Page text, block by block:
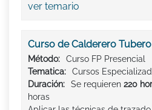
ver temario
Curso de Calderero Tubero
Método:
Curso FP Presencial
Tematica:
Cursos
Duración:
Se requieren 220
horas